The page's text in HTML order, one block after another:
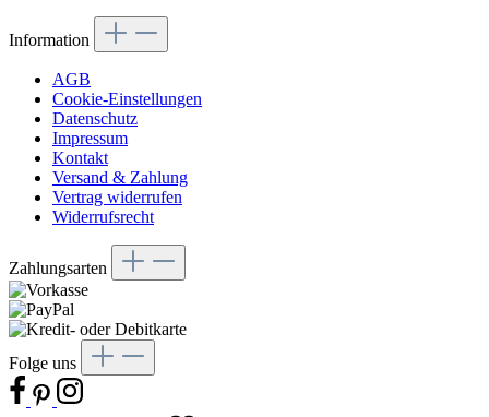
Information
AGB
Cookie-Einstellungen
Datenschutz
Impressum
Kontakt
Versand & Zahlung
Vertrag widerrufen
Widerrufsrecht
Zahlungsarten
Folge uns